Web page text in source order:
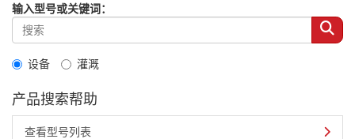
输入型号或关键词：
设备 灌溉
产品搜索帮助
查看型号列表